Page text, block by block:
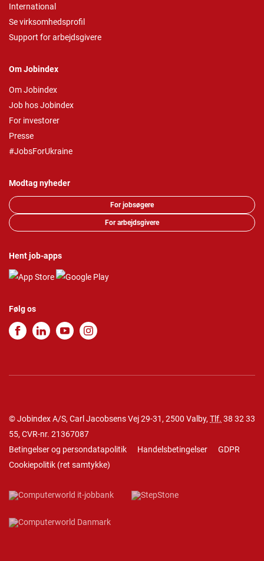
International
Se virksomhedsprofil
Support for arbejdsgivere
Om Jobindex
Om Jobindex
Job hos Jobindex
For investorer
Presse
#JobsForUkraine
Modtag nyheder
For jobsøgere
For arbejdsgivere
Hent job-apps
Følg os
© Jobindex A/S, Carl Jacobsens Vej 29-31, 2500 Valby, Tlf. 38 32 33
55, CVR-nr. 21367087
Betingelser og persondatapolitik
Handelsbetingelser
GDPR
Cookiepolitik (ret samtykke)